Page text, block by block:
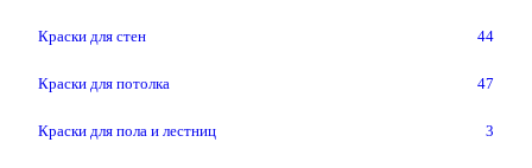
Краски для стен 44
Краски для потолка 47
Краски для пола и лестниц 3